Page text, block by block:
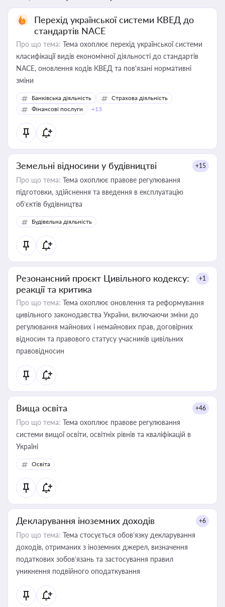
Перехід української системи КВЕД до
стандартів NACE
Про що тема: Тема охоплює перехід української системи
класифікації видів економічної діяльності до стандартів
NACE, оновлення кодів КВЕД та пов'язані нормативні
зміни
Банківська діяльність
Страхова діяльність
Фінансові послуги
+13
Земельні відносини у будівництві +15
Про що тема: Тема охоплює правове регулювання
підготовки, здійснення та введення в експлуатацію
об’єктів будівництва
Будівельна діяльність
Резонансний проєкт Цивільного кодексу:
реакції та критика
+1
Про що тема: Тема охоплює оновлення та реформування
цивільного законодавства України, включаючи зміни до
регулювання майнових і немайнових прав, договірних
відносин та правового статусу учасників цивільних
правовідносин
Вища освіта +46
Про що тема: Тема охоплює правове регулювання
системи вищої освіти, освітніх рівнів та кваліфікацій в
Україні
Освіта
Декларування іноземних доходів +6
Про що тема: Тема стосується обов’язку декларування
доходів, отриманих з іноземних джерел, визначення
податкових зобов’язань та застосування правил
уникнення подвійного оподаткування